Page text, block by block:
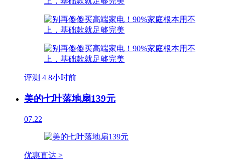
评测 4 8小时前
美的七叶落地扇139元
07.22
优惠直达 >